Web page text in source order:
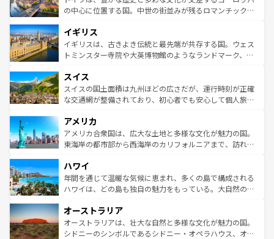
ンテンツ一覧を参照してほしい。
から魅了する。また、フランスは美食の国としても知ら
いる。シャンパンの発祥地であるランス、プロヴァンスの
香り高いラベンダー畑など、多彩な楽しみ方が可能だ。さ
らに、パリ以外の地域にも魅力が溢れており、どの街角に
れる地方に足を運ぶとそれぞれで全く異なる文化を体験で
きるだろう。 なお、新着のフランス情報はコンテンツ一覧
を参照してほしい。
の中心に位置する国。中世の街並みが残るロマンチック街
顔を持つこの国は、どこを歩いても飽きることがない。ベ
ルリンの文化的活気、バイエルン州のアルプスの絶景、そ
してライン川沿いのワイン畑といった風景は必見。ビール
は、お酒好きな人にはぜひ体験してほしい。 なお、新着の
ドイツ情報はコンテンツ一覧を参照してほしい。
イギリス
イギリスは、古きよき伝統と最先端が共存する国。ウェス
トミンスター寺院や大英博物館のようなランドマーク、歴
リアごとに異なる魅力がある。また、優雅なアフタヌーン
ティー、ビール好きにはたまらない英国パブ、サッカー観
戦など、本場だからこそできる体験も豊富。イギリスを旅
ンツ一覧を参照してほしい。
スイス
スイスの国土面積は九州ほどの広さだが、運行時刻が正確
な交通網が整備されており、初心者でも安心して個人旅行
の建物がそのまま残る町や、スイスならではのユニークな
博物館もあり、アルプス観光だけでなく町歩きも満喫する
ことができる。国民の所得が高いため物価も高いが、旅行
ば市内交通費無料で観光を楽しむこともできる。 なお、新
着のスイス情報はコンテンツ一覧 を参照してほしい。
アメリカ
アメリカ合衆国は、広大な土地と多様な文化が魅力の国。
東海岸の都市部から西海岸のカリフォルニアまで、訪れる
のような巨大都市は、観光、ショッピング、エンターテイ
ンメントが詰まった刺激的なスポットだ。一方、アメリカ
西部には大自然が広がり、グランドキャニオンやイエロー
部のニューオーリンズでは、音楽と美食が融合した独特の
文化が魅力。旅行者はアメリカの各地域で異なる魅力を楽
しみながら、その多様性と豊かな歴史を感じることができ
ハワイ
年間を通じて温暖な気候に恵まれ、多くの島で構成される
ハワイは、どの島も独自の魅力をもっている。大自然の神
ワイ島は見逃せない。また、定番の観光地といえばオアフ
島だが、静かな自然を求めるならマウイ島やカウアイ島が
おすすめ。エメラルドグリーンに輝く海をはじめ、豊かな
オーストラリア
オーストラリアは、壮大な自然と多様な文化が魅力の国。
シドニーのシンボルであるシドニー・オペラハウス、オー